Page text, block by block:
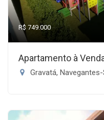
R$ 749.000
Apartamento à
Gravatá, Navegantes-